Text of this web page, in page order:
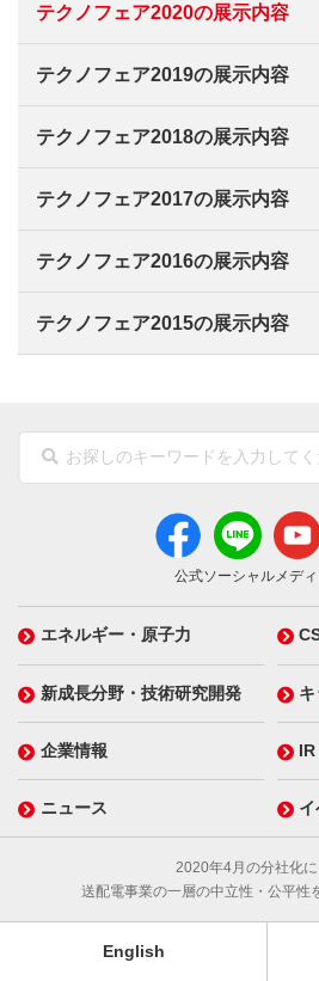
テクノフェア2020の展示内容
テクノフェア2019の展示内容
テクノフェア2018の展示内容
テクノフェア2017の展示内容
テクノフェア2016の展示内容
テクノフェア2015の展示内容
公式ソーシャルメデ
エネルギー・原子力
新成長分野・技術研究開発
企業情報
ニュース
2020年4月の分社化に
送配電事業の一層の中立性・公平性
English